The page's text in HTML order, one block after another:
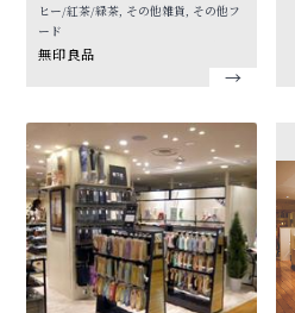
ヒー/紅茶/緑茶, その他雑貨, その他フ
ード
無印良品